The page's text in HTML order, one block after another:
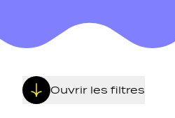
Ouvrir les filtres